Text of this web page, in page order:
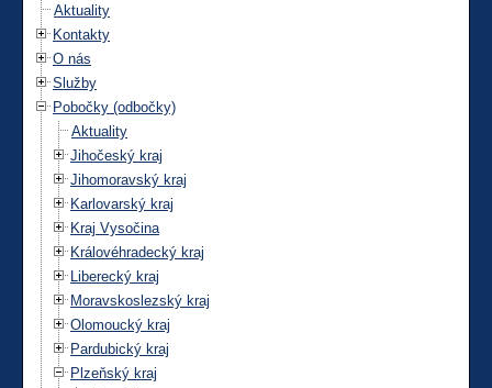
Aktuality
Kontakty
O nás
Služby
Pobočky (odbočky)
Aktuality
Jihočeský kraj
Jihomoravský kraj
Karlovarský kraj
Kraj Vysočina
Královéhradecký kraj
Liberecký kraj
Moravskoslezský kraj
Olomoucký kraj
Pardubický kraj
Plzeňský kraj